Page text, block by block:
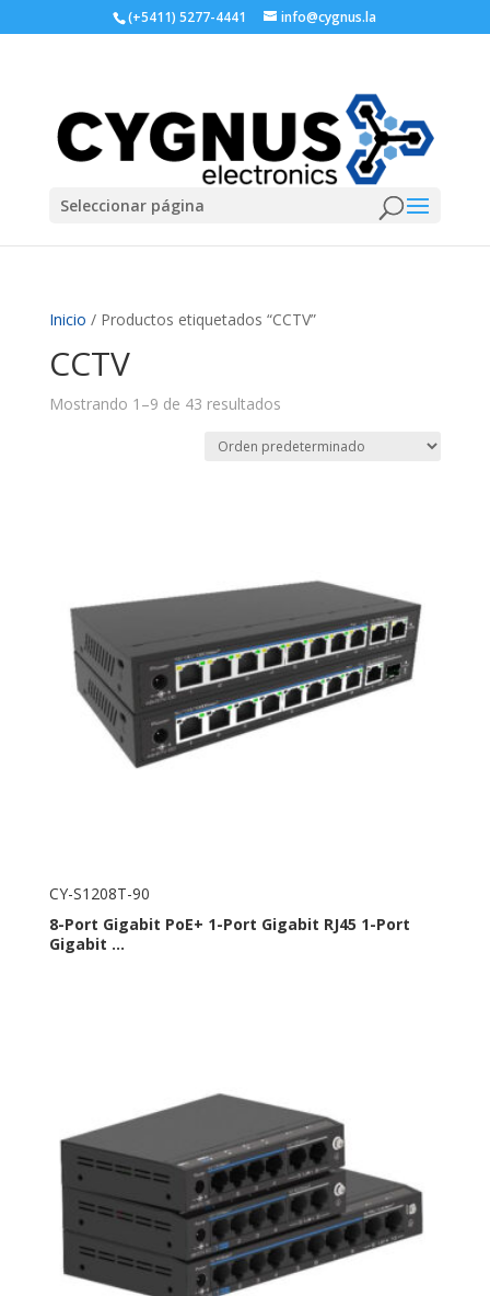
(+5411) 5277-4441 info@cygnus.la
Seleccionar página
Inicio / Productos etiquetados “CCTV”
CCTV
Mostrando 1–9 de 43 resultados
CY-S1208T-90
8-Port Gigabit PoE+ 1-Port Gigabit RJ45 1-Port
Gigabit ...